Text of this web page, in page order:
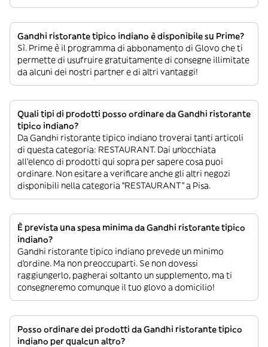
Gandhi ristorante tipico indiano è disponibile su Prime?
Sì. Prime è il programma di abbonamento di Glovo che ti
permette di usufruire gratuitamente di consegne illimitate
da alcuni dei nostri partner e di altri vantaggi!
Quali tipi di prodotti posso ordinare da Gandhi ristorante
tipico indiano?
Da Gandhi ristorante tipico indiano troverai tanti articoli
di questa categoria: RESTAURANT. Dai un’occhiata
all’elenco di prodotti qui sopra per sapere cosa puoi
ordinare. Non esitare a verificare anche gli altri negozi
disponibili nella categoria “RESTAURANT” a Pisa.
È prevista una spesa minima da Gandhi ristorante tipico
indiano?
Gandhi ristorante tipico indiano prevede un minimo
d’ordine. Ma non preoccuparti. Se non dovessi
raggiungerlo, pagherai soltanto un supplemento, ma ti
consegneremo comunque il tuo glovo a domicilio!
Posso ordinare dei prodotti da Gandhi ristorante tipico
indiano per qualcun altro?